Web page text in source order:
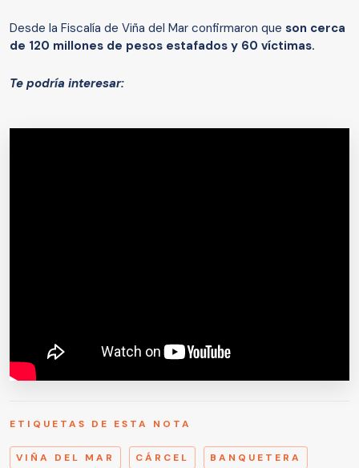
Desde la Fiscalía de Viña del Mar confirmaron que son cerca
de 120 millones de pesos estafados y 60 víctimas.
Te podría interesar:
ETIQUETAS DE ESTA NOTA
VIÑA DEL MAR CÁRCEL BANQUETERA